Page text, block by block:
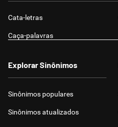
Cata-letras
Caça-palavras
Explorar Sinônimos
Sinônimos populares
Sinônimos atualizados